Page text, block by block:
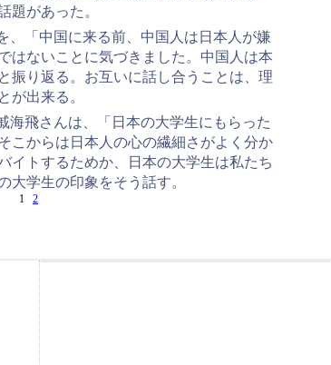
題があった。
、「中国に来る前、中国人は日本人が嫌
はないことに気づきました。中国人は本
振り返る。お互いに話し合うことは、理
が出来る。
海飛さんは、「日本の大学生にもらった
こからは日本人の心の繊細さがよく分か
イトするためか、日本の大学生は私たち
大学生の印象をそう話す。
1 2